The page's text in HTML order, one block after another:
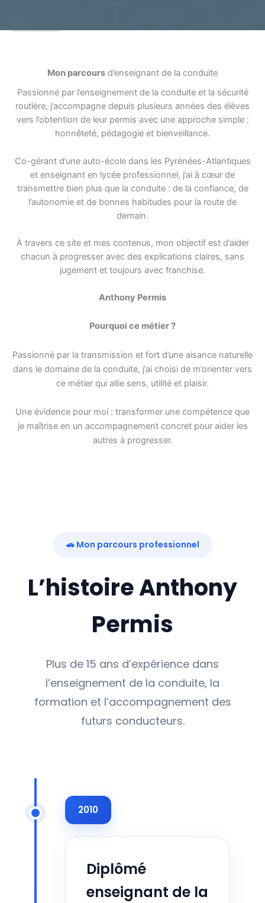
Mon parcours d’enseignant de la conduite
Passionné par l’enseignement de la conduite et la sécurité
routière, j’accompagne depuis plusieurs années des élèves
vers l’obtention de leur permis avec une approche simple :
honnêteté, pédagogie et bienveillance.
Co-gérant d’une auto-école dans les Pyrénées-Atlantiques
et enseignant en lycée professionnel, j’ai à cœur de
transmettre bien plus que la conduite : de la confiance, de
l’autonomie et de bonnes habitudes pour la route de
demain.
À travers ce site et mes contenus, mon objectif est d’aider
chacun à progresser avec des explications claires, sans
jugement et toujours avec franchise.
Anthony Permis
Pourquoi ce métier ?
Passionné par la transmission et fort d’une aisance naturelle
dans le domaine de la conduite, j’ai choisi de m’orienter vers
ce métier qui allie sens, utilité et plaisir.
Une évidence pour moi : transformer une compétence que
je maîtrise en un accompagnement concret pour aider les
autres à progresser.
🚗 Mon parcours professionnel
L’histoire Anthony
Permis
Plus de 15 ans d’expérience dans
l’enseignement de la conduite, la
formation et l’accompagnement des
futurs conducteurs.
2010
Diplômé
enseignant de la